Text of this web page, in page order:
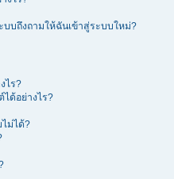
บบถึงถามให้ฉันเข้าสู่ระบบใหม่?
ไร?
ด้อย่างไร?
ม่ได้?